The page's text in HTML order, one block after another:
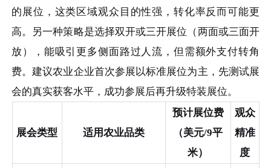
的展位，这类区域观众目的性强，转化率反而可能更
高。另一种策略是选择双开或三开展位（两面或三面开
放），能吸引更多侧面路过人流，但需额外支付转角
费。建议农业企业首次参展以标准展位为主，先测试展
会的真实获客水平，成功参展后再升级特装展位。
展会类型 适用农业品类
预计展位费
（美元/9平
米）
观众
精准
度